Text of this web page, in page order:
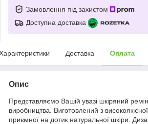
Замовлення під захистом
Доступна доставка
Доставка Оплата
Опис
Представляємо Вашій увазі шкіряний
виробництва. Виготовлений з
приємної на дотик натуральної шкіри.